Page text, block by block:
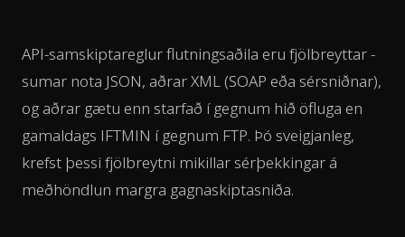
API-samskiptareglur flutningsaðila eru fjölbreyttar -
sumar nota JSON, aðrar XML (SOAP eða sérsniðnar),
og aðrar gætu enn starfað í gegnum hið öfluga en
gamaldags IFTMIN í gegnum FTP. Þó sveigjanleg,
krefst þessi fjölbreytni mikillar sérþekkingar á
meðhöndlun margra gagnaskiptasniða.